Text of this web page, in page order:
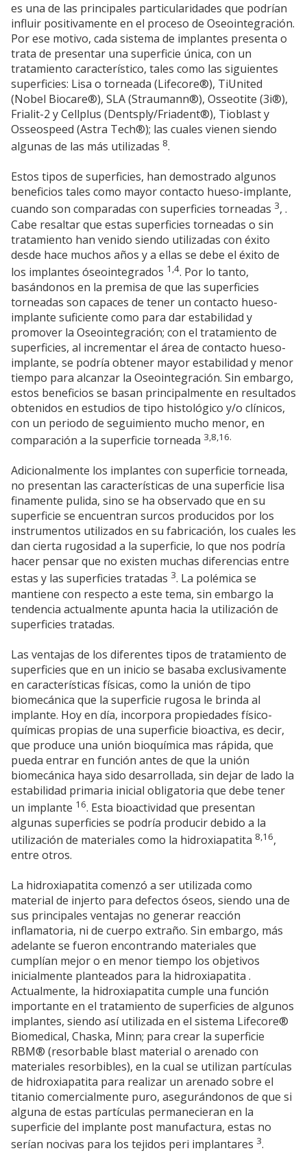
es una de las principales particularidades que podrían
influir positivamente en el proceso de Oseointegración.
Por ese motivo, cada sistema de implantes presenta o
trata de presentar una superficie única, con un
tratamiento característico, tales como las siguientes
superficies: Lisa o torneada (Lifecore®), TiUnited
(Nobel Biocare®), SLA (Straumann®), Osseotite (3i®),
Frialit-2 y Cellplus (Dentsply/Friadent®), Tioblast y
Osseospeed (Astra Tech®); las cuales vienen siendo
algunas de las más utilizadas 8.
Estos tipos de superficies, han demostrado algunos
beneficios tales como mayor contacto hueso-implante,
cuando son comparadas con superficies torneadas 3, .
Cabe resaltar que estas superficies torneadas o sin
tratamiento han venido siendo utilizadas con éxito
desde hace muchos años y a ellas se debe el éxito de
los implantes óseointegrados 1,4. Por lo tanto,
basándonos en la premisa de que las superficies
torneadas son capaces de tener un contacto hueso-
implante suficiente como para dar estabilidad y
promover la Oseointegración; con el tratamiento de
superficies, al incrementar el área de contacto hueso-
implante, se podría obtener mayor estabilidad y menor
tiempo para alcanzar la Oseointegración. Sin embargo,
estos beneficios se basan principalmente en resultados
obtenidos en estudios de tipo histológico y/o clínicos,
con un periodo de seguimiento mucho menor, en
comparación a la superficie torneada 3,8,16.
Adicionalmente los implantes con superficie torneada,
no presentan las características de una superficie lisa
finamente pulida, sino se ha observado que en su
superficie se encuentran surcos producidos por los
instrumentos utilizados en su fabricación, los cuales les
dan cierta rugosidad a la superficie, lo que nos podría
hacer pensar que no existen muchas diferencias entre
estas y las superficies tratadas 3. La polémica se
mantiene con respecto a este tema, sin embargo la
tendencia actualmente apunta hacia la utilización de
superficies tratadas.
Las ventajas de los diferentes tipos de tratamiento de
superficies que en un inicio se basaba exclusivamente
en características físicas, como la unión de tipo
biomecánica que la superficie rugosa le brinda al
implante. Hoy en día, incorpora propiedades físico-
químicas propias de una superficie bioactiva, es decir,
que produce una unión bioquímica mas rápida, que
pueda entrar en función antes de que la unión
biomecánica haya sido desarrollada, sin dejar de lado la
estabilidad primaria inicial obligatoria que debe tener
un implante 16. Esta bioactividad que presentan
algunas superficies se podría producir debido a la
utilización de materiales como la hidroxiapatita 8,16,
entre otros.
La hidroxiapatita comenzó a ser utilizada como
material de injerto para defectos óseos, siendo una de
sus principales ventajas no generar reacción
inflamatoria, ni de cuerpo extraño. Sin embargo, más
adelante se fueron encontrando materiales que
cumplían mejor o en menor tiempo los objetivos
inicialmente planteados para la hidroxiapatita .
Actualmente, la hidroxiapatita cumple una función
importante en el tratamiento de superficies de algunos
implantes, siendo así utilizada en el sistema Lifecore®
Biomedical, Chaska, Minn; para crear la superficie
RBM® (resorbable blast material o arenado con
materiales resorbibles), en la cual se utilizan partículas
de hidroxiapatita para realizar un arenado sobre el
titanio comercialmente puro, asegurándonos de que si
alguna de estas partículas permanecieran en la
superficie del implante post manufactura, estas no
serían nocivas para los tejidos peri implantares 3.